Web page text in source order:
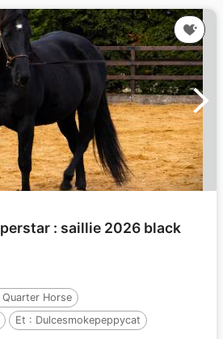
: saillie 2026 black
Quarter Horse
Et : Dulcesmokepeppycat